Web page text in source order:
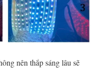
nên thắp sáng lâu sẽ